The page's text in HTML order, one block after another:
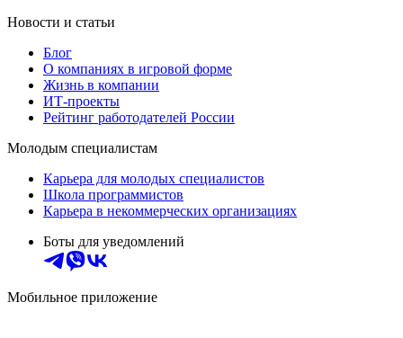
Новости и статьи
Блог
О компаниях в игровой форме
Жизнь в компании
ИТ-проекты
Рейтинг работодателей России
Молодым специалистам
Карьера для молодых специалистов
Школа программистов
Карьера в некоммерческих организациях
Боты для уведомлений
Мобильное приложение